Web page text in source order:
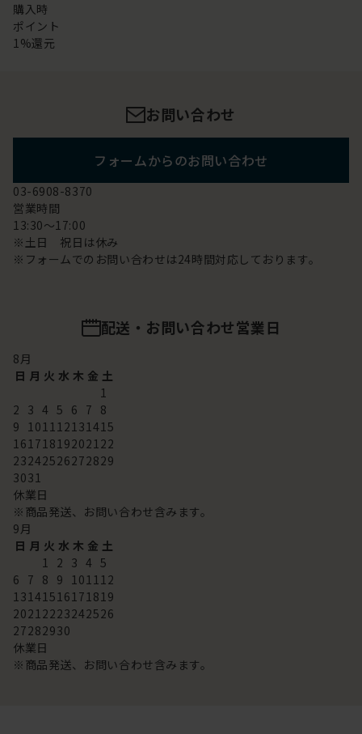
購入時
ポイント
1%還元
お問い合わせ
フォームからのお問い合わせ
03-6908-8370
営業時間
13:30～17:00
※土日 祝日は休み
※フォームでのお問い合わせは24時間対応しております。
配送・お問い合わせ営業日
8月
日 月 火 水 木 金 土
1
2 3 4 5 6 7 8
9 101112131415
16171819202122
23242526272829
3031
休業日
※商品発送、お問い合わせ含みます。
9月
日 月 火 水 木 金 土
1 2 3 4 5
6 7 8 9 101112
13141516171819
20212223242526
27282930
休業日
※商品発送、お問い合わせ含みます。